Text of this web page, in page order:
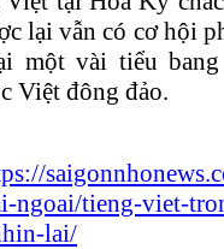
lại vẫn có cơ hội
một vài tiểu
Việt đông đảo.
ngoai/tieng-viet-
lai/